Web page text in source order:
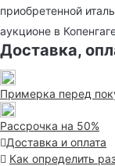
приобретенной
аукционе в
Доставка,
Примерка перед
Рассрочка на 50%
Доставка и оплата
Как определить